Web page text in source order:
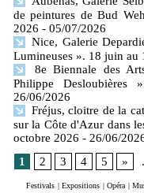
de peintures de Bud
2026 - 05/07/2026
Nice, Galerie
Lumineuses ». 18 juin au
8e Biennale des
Philippe
26/06/2026
Fréjus, cloitre de la
sur la Côte d'Azur dans
octobre 2026 - 26/06/
1
2 3 4 5 »
Festivals Expositions Opéra